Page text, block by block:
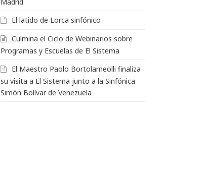
El latido de Lorca sinfónico
Culmina el Ciclo de Webinarios sobre
Programas y Escuelas de El Sistema
El Maestro Paolo Bortolameolli finaliza
su visita a El Sistema junto a la Sinfónica
Simón Bolívar de Venezuela